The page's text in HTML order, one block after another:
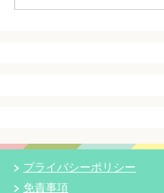
プライバシーポリシー
免責事項